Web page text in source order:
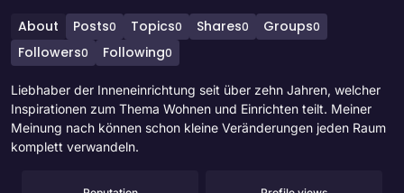
About Posts0 Topics0 Shares0 Groups0
Followers0 Following0
Liebhaber der Inneneinrichtung seit über zehn Jahren, welcher
Inspirationen zum Thema Wohnen und Einrichten teilt. Meiner
Meinung nach können schon kleine Veränderungen jeden Raum
komplett verwandeln.